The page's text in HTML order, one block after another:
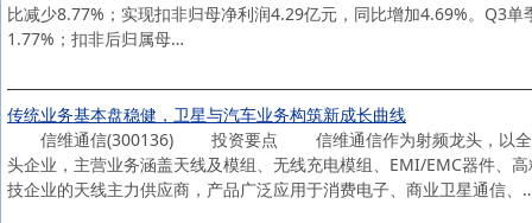
比减少8.77%；实现扣非归母净利润4.29亿元，同比增加4.69%。Q3
1.77%；扣非后归属母…
传统业务基本盘稳健，卫星与汽车业务构筑新成长曲线
信维通信(300136) 投资要点 信维通信作为射频龙头，以全链路
头企业，主营业务涵盖天线及模组、无线充电模组、EMI/EMC器件、
技企业的天线主力供应商，产品广泛应用于消费电子、商业卫星通信、